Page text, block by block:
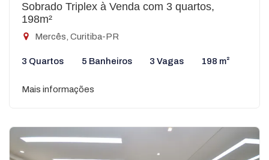
Sobrado Triplex à Venda com 3 quartos,
198m²
Mercês, Curitiba-PR
3 Quartos 5 Banheiros 3 Vagas 198 m²
Mais informações